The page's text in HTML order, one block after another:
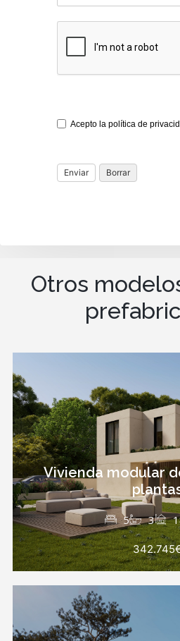
Acepto la política de
Otros
Vivienda modular
5 3